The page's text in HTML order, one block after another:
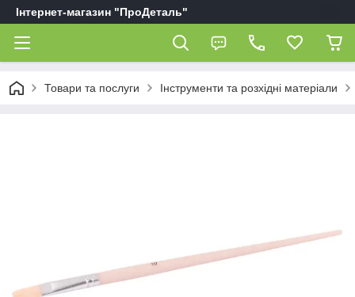
Інтернет-магазин "ПроДеталь"
Товари та послуги Інструменти та розхідні матеріали